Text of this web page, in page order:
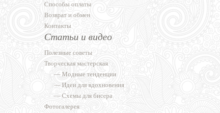
Способы оплаты
Возврат и обмен
Контакты
Статьи и видео
Полезные советы
Творческая мастерская
— Модные тенденции
— Идеи для вдохновения
— Схемы для бисера
Фотогалерея